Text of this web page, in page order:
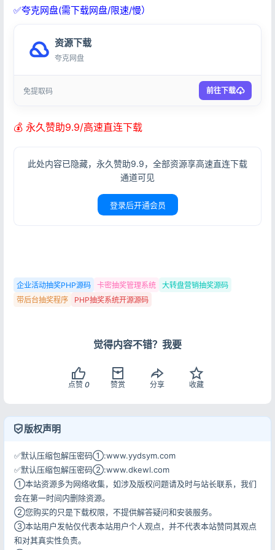
✅夸克网盘(需下载网盘/限速/慢）
资源下载
夸克网盘
免提取码 前往下载
💰 永久赞助9.9/高速直连下载
此处内容已隐藏，永久赞助9.9，全部资源享高速直连下载
通道可见
登录后开通会员
企业活动抽奖PHP源码 卡密抽奖管理系统
大转盘营销抽奖源码
带后台抽奖程序
PHP抽奖系统开源源码
觉得内容不错？我要
点赞 0 赞赏 分享 收藏
版权声明
✅默认压缩包解压密码①:www.yydsym.com
✅默认压缩包解压密码②:www.dkewl.com
①本站资源多为网络收集，如涉及版权问题请及时与站长联系，我们
会在第一时间内删除资源。
②您购买的只是下载权限，不提供解答疑问和安装服务。
③本站用户发帖仅代表本站用户个人观点，并不代表本站赞同其观点
和对其真实性负责。
登录